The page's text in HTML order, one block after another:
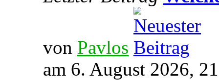
von Pavlos
am 6. August 2026,